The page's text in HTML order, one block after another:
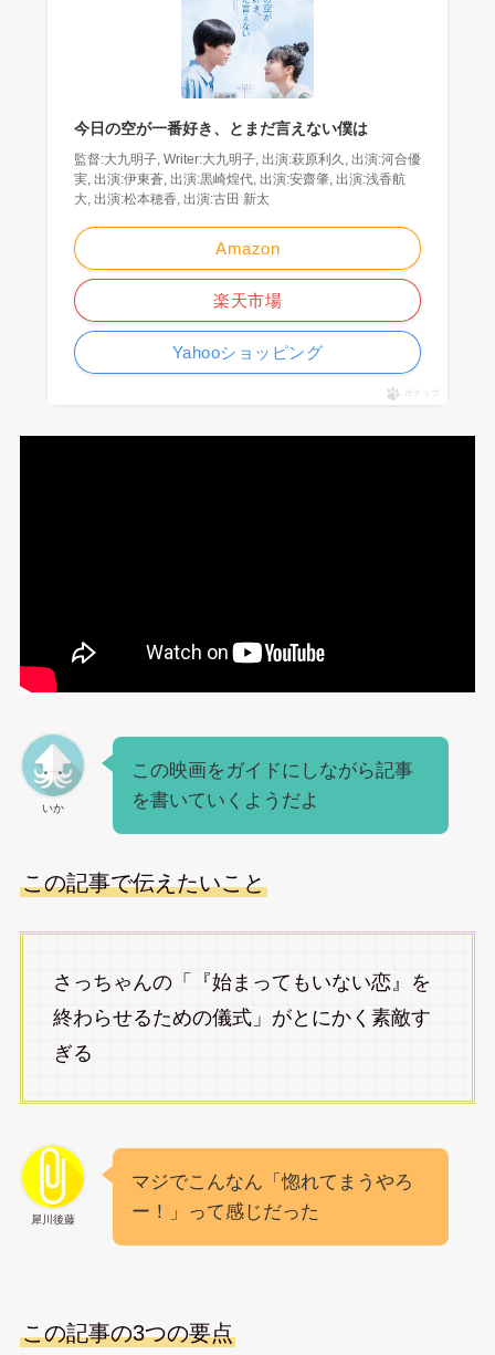
今日の空が一番好き、とまだ言えない僕は
監督:大九明子, Writer:大九明子, 出演:萩原利久, 出演:河合優
実, 出演:伊東蒼, 出演:黒崎煌代, 出演:安齋肇, 出演:浅香航
大, 出演:松本穂香, 出演:古田 新太
Amazon
楽天市場
Yahooショッピング
ポチップ
いか
この映画をガイドにしながら記事
を書いていくようだよ
この記事で伝えたいこと
さっちゃんの「『始まってもいない恋』を
終わらせるための儀式」がとにかく素敵す
ぎる
犀川後藤
マジでこんなん「惚れてまうやろ
ー！」って感じだった
この記事の3つの要点